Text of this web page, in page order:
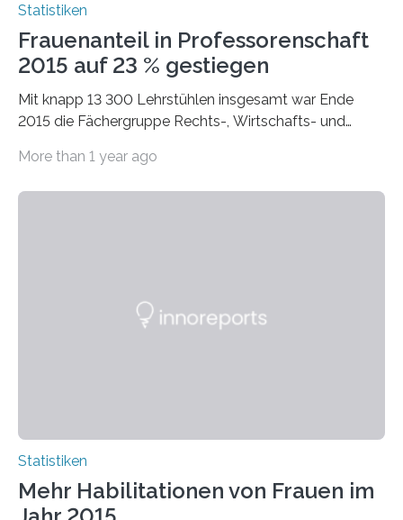
Statistiken
Frauenanteil in Professorenschaft
2015 auf 23 % gestiegen
Mit knapp 13 300 Lehrstühlen insgesamt war Ende
2015 die Fächergruppe Rechts-, Wirtschafts- und
bei…
More than 1 year ago
Statistiken
Mehr Habilitationen von Frauen im